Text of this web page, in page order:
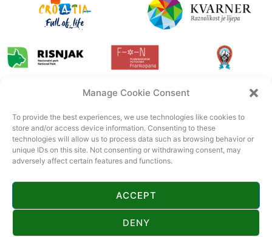
Manage Cookie Consent
To provide the best experiences, we use technologies like cookies to
store and/or access device information. Consenting to these
technologies will allow us to process data such as browsing behavior or
unique IDs on this site. Not consenting or withdrawing consent, may
adversely affect certain features and functions.
ACCEPT
DENY